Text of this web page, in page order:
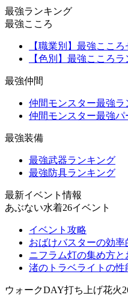
最強ランキング
最強こころ
【職業別】最強こころ
【色別】最強こころ
最強仲間
仲間モンスター最強ラ
仲間モンスター最強パ
最強装備
最強武器ランキング
最強防具ランキング
最新イベント情報
あぶない水着26イベント
イベント攻略
おばけバスターの効率
ニフラム灯の集め方
渚のトラベライトの性
ウォークDAY打ち上げ花火